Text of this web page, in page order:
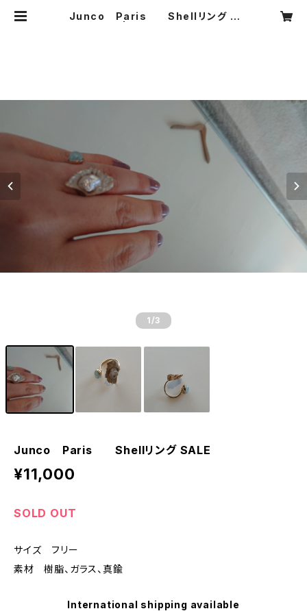
Junco Paris Shellリング S
1 /3
Junco Paris Shellリング SALE
¥11,000
SOLD OUT
サイズ フリー
素材 樹脂、ガラス、真鍮
International shipping available